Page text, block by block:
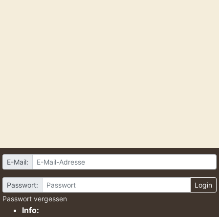
E-Mail:
Passwort:
Login
Passwort vergessen
Info: